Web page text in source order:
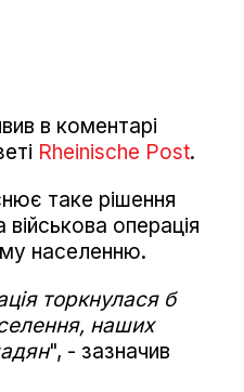
в коментарі
Rheinische Post.
таке рішення
операція
населенню.
торкнулася б
наших
", - зазначив